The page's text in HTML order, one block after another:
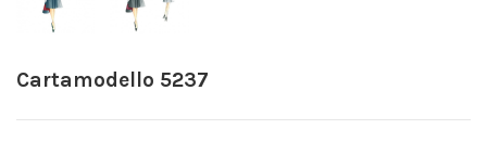
Cartamodello 5237